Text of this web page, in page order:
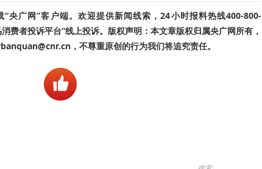
央广网”客户端。欢迎提供新闻线索，24小时报料热线400-800-
费者投诉平台”线上投诉。版权声明：本文章版权归属央广网所有，
，不尊重原创的行为我们将追究责任。